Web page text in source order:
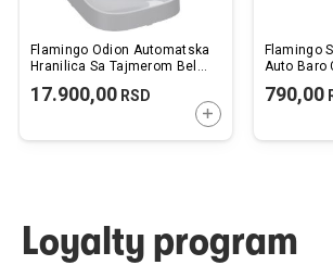
Flamingo Odion Automatska
Hranilica Sa Tajmerom Bela
4,5L
17.900,00 RSD
DODAJTE U
Flamingo
Auto Baro
790,00
Loyalty program